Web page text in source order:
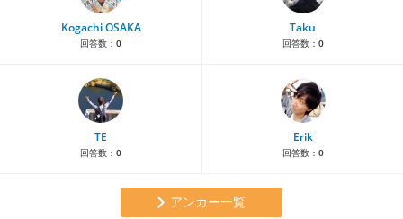
Kogachi OSAKA
回答数： 0
Taku
回答数： 0
TE
回答数： 0
Erik
回答数： 0
アンカー一覧